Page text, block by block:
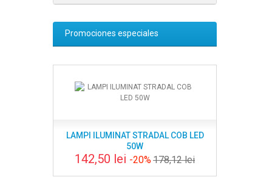
Promociones especiales
LAMPI ILUMINAT STRADAL COB LED
50W
142,50 lei -20%178,12 lei